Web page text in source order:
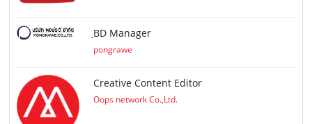
ฺBD Manager
pongrawe
Creative Content Editor
Oops network Co.,Ltd.